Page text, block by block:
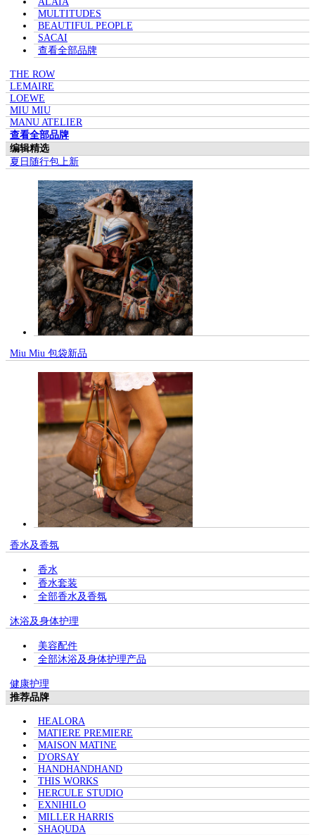
MULTITUDES
BEAUTIFUL PEOPLE
SACAI
查看全部品牌
THE ROW
LEMAIRE
LOEWE
MIU MIU
MANU ATELIER
查看全部品牌
编辑精选
夏日随行包上新
Miu Miu 包袋新品
香水及香氛
香水
香水套装
全部香水及香氛
沐浴及身体护理
美容配件
全部沐浴及身体护理产品
健康护理
推荐品牌
HEALORA
MATIERE PREMIERE
MAISON MATINE
D'ORSAY
HANDHANDHAND
THIS WORKS
HERCULE STUDIO
EXNIHILO
MILLER HARRIS
SHAQUDA